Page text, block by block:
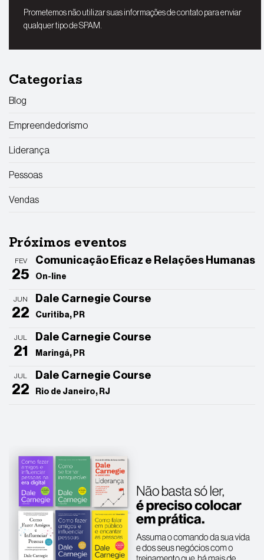
Prometemos não utilizar suas informações de contato para enviar
qualquer tipo de SPAM.
Categorias
Blog
Empreendedorismo
Liderança
Pessoas
Vendas
Próximos eventos
FEV
25
Comunicação Eficaz e Relações Humanas
On-line
JUN
22
Dale Carnegie Course
Curitiba, PR
JUL
21
Dale Carnegie Course
Maringá, PR
JUL
22
Dale Carnegie Course
Rio de Janeiro, RJ